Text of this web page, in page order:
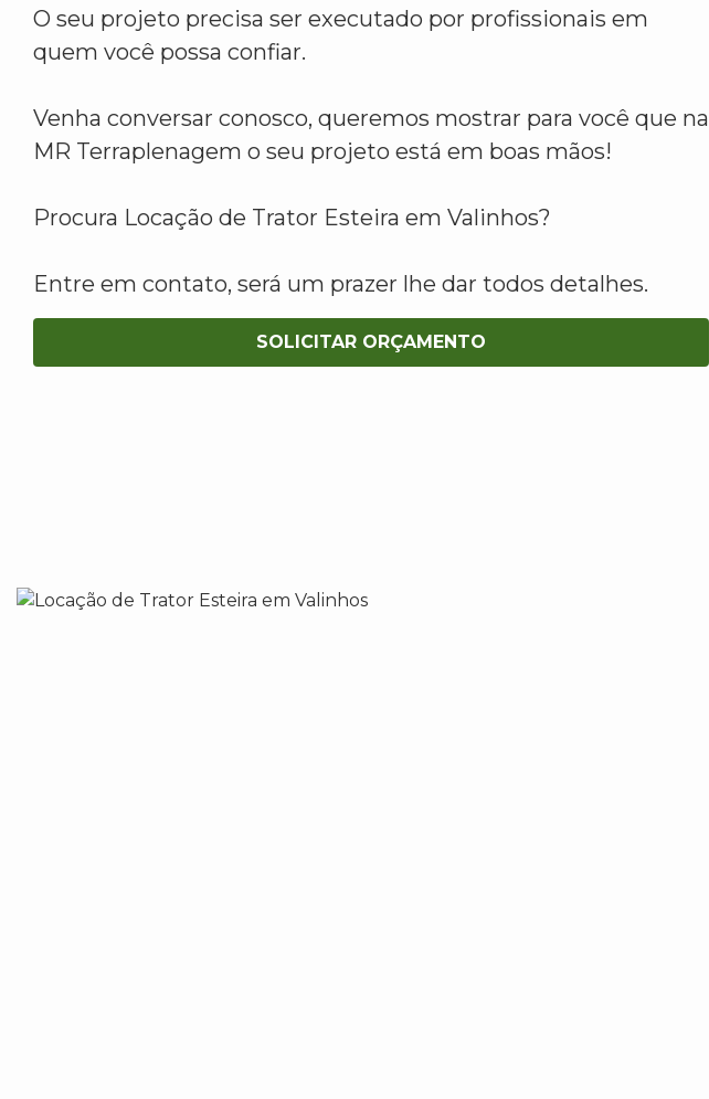
O seu projeto precisa ser executado por profissionais em
quem você possa confiar.
Venha conversar conosco, queremos mostrar para você que na
MR Terraplenagem o seu projeto está em boas mãos!
Procura Locação de Trator Esteira em Valinhos?
Entre em contato, será um prazer lhe dar todos detalhes.
SOLICITAR ORÇAMENTO